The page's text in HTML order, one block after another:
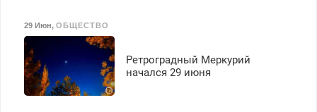
29 Июн, ОБЩЕСТВО
Ретроградный Меркурий
начался 29 июня